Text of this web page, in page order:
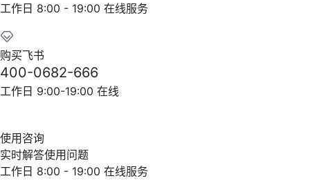
工作日 8:00 - 19:00 在线服务
购买飞书
400-0682-666
工作日 9:00-19:00 在线
使用咨询
实时解答使用问题
工作日 8:00 - 19:00 在线服务